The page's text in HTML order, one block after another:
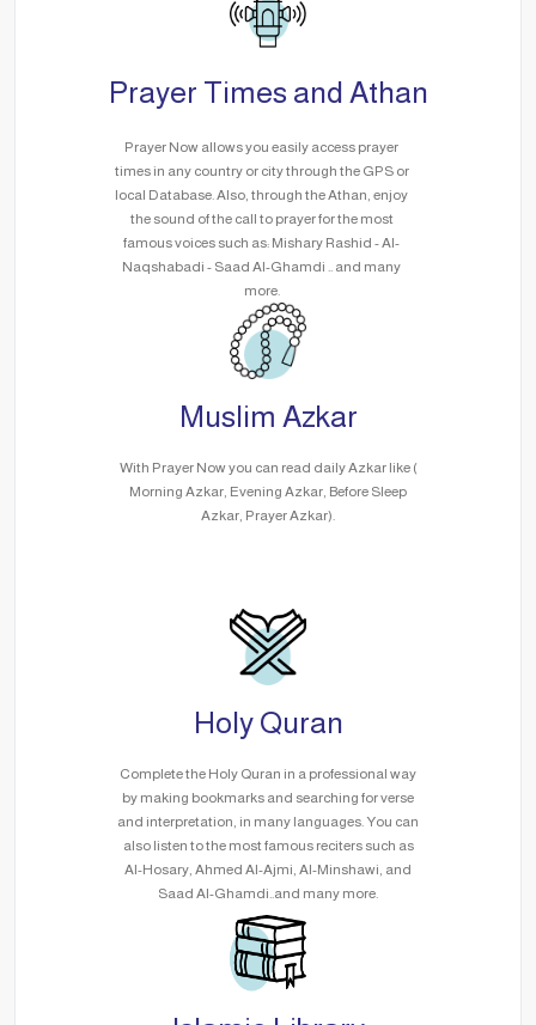
Prayer Times and Athan
Prayer Now allows you easily access prayer
times in any country or city through the GPS or
local Database. Also, through the Athan, enjoy
the sound of the call to prayer for the most
famous voices such as: Mishary Rashid - Al-
Naqshabadi - Saad Al-Ghamdi .. and many
more.
Muslim Azkar
With Prayer Now you can read daily Azkar like (
Morning Azkar, Evening Azkar, Before Sleep
Azkar, Prayer Azkar).
Holy Quran
Complete the Holy Quran in a professional way
by making bookmarks and searching for verse
and interpretation, in many languages. You can
also listen to the most famous reciters such as
Al-Hosary, Ahmed Al-Ajmi, Al-Minshawi, and
Saad Al-Ghamdi..and many more.